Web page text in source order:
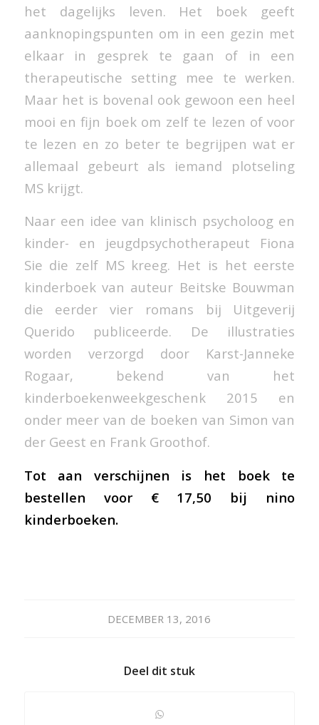
het dagelijks leven. Het boek geeft
aanknopingspunten om in een gezin met
elkaar in gesprek te gaan of in een
therapeutische setting mee te werken.
Maar het is bovenal ook gewoon een heel
mooi en fijn boek om zelf te lezen of voor
te lezen en zo beter te begrijpen wat er
allemaal gebeurt als iemand plotseling
MS krijgt.
Naar een idee van klinisch psycholoog en
kinder- en jeugdpsychotherapeut Fiona
Sie die zelf MS kreeg. Het is het eerste
kinderboek van auteur Beitske Bouwman
die eerder vier romans bij Uitgeverij
Querido publiceerde. De illustraties
worden verzorgd door Karst-Janneke
Rogaar, bekend van het
kinderboekenweekgeschenk 2015 en
onder meer van de boeken van Simon van
der Geest en Frank Groothof.
Tot aan verschijnen is het boek te
bestellen voor € 17,50 bij nino
kinderboeken.
DECEMBER 13, 2016
Deel dit stuk